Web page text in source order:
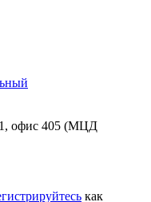
1, офис 405 (МЦД
как